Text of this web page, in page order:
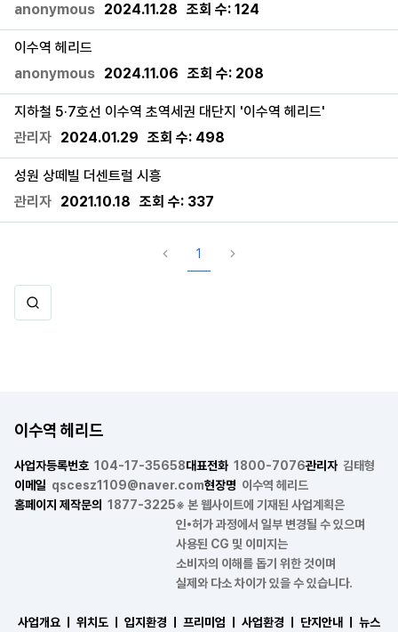
anonymous 2024.11.28 조회 수: 124
이수역 헤리드
anonymous 2024.11.06 조회 수: 208
지하철 5·7호선 이수역 초역세권 대단지 '이수역 헤리드'
관리자 2024.01.29 조회 수: 498
성원 상떼빌 더센트럴 시흥
관리자 2021.10.18 조회 수: 337
1
이수역 헤리드
사업자등록번호 104-17-35658대표전화 1800-7076관리자 김태형
이메일 qscesz1109@naver.com현장명 이수역 헤리드
홈페이지 제작문의 1877-3225※ 본 웹사이트에 기재된 사업계획은
인•허가 과정에서 일부 변경될 수 있으며
사용된 CG 및 이미지는
소비자의 이해를 돕기 위한 것이며
실제와 다소 차이가 있을 수 있습니다.
사업개요 ㅣ 위치도 ㅣ 입지환경 ㅣ 프리미엄 ㅣ 사업환경 ㅣ 단지안내 ㅣ 뉴스